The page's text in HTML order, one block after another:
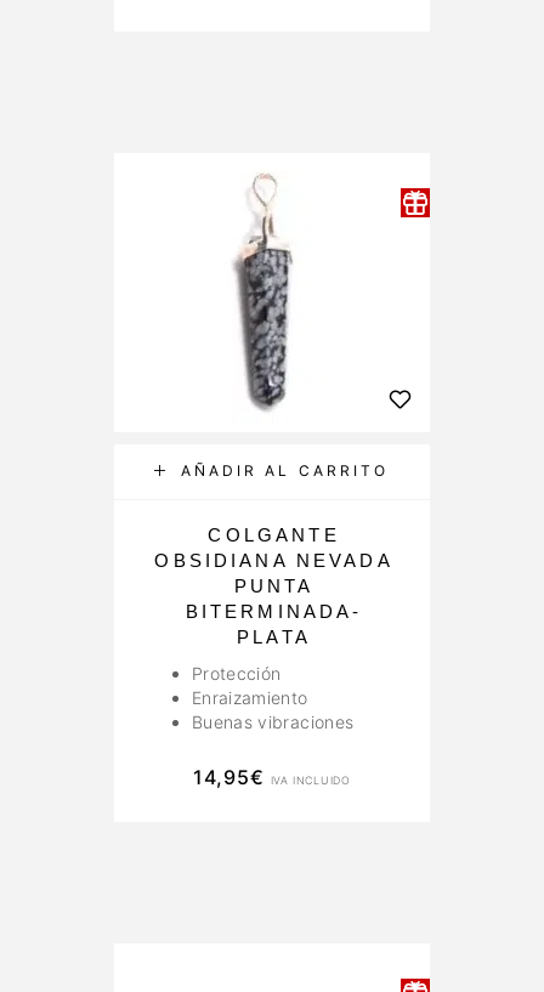
AÑADIR AL CARRITO
COLGANTE
OBSIDIANA NEVADA
PUNTA
BITERMINADA-
PLATA
Protección
Enraizamiento
Buenas vibraciones
14,95€ IVA INCLUIDO